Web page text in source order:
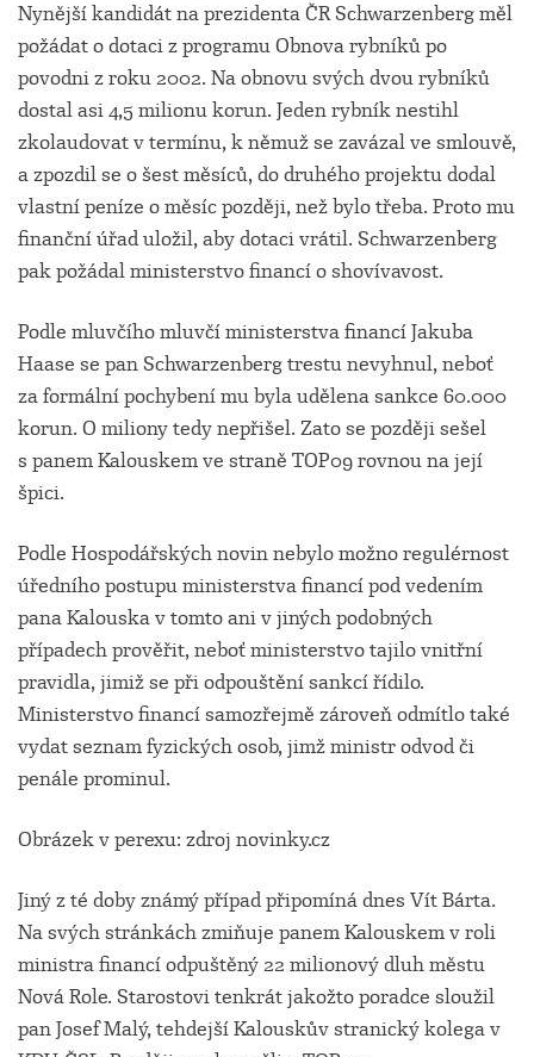
Nynější kandidát na prezidenta ČR Schwarzenberg měl
požádat o dotaci z programu Obnova rybníků po
povodni z roku 2002. Na obnovu svých dvou rybníků
dostal asi 4,5 milionu korun. Jeden rybník nestihl
zkolaudovat v termínu, k němuž se zavázal ve smlouvě,
a zpozdil se o šest měsíců, do druhého projektu dodal
vlastní peníze o měsíc později, než bylo třeba. Proto mu
finanční úřad uložil, aby dotaci vrátil. Schwarzenberg
pak požádal ministerstvo financí o shovívavost.
Podle mluvčího mluvčí ministerstva financí Jakuba
Haase se pan Schwarzenberg trestu nevyhnul, neboť
za formální pochybení mu byla udělena sankce 60.000
korun. O miliony tedy nepřišel. Zato se později sešel
s panem Kalouskem ve straně TOP09 rovnou na její
špici.
Podle Hospodářských novin nebylo možno regulérnost
úředního postupu ministerstva financí pod vedením
pana Kalouska v tomto ani v jiných podobných
případech prověřit, neboť ministerstvo tajilo vnitřní
pravidla, jimiž se při odpouštění sankcí řídilo.
Ministerstvo financí samozřejmě zároveň odmítlo také
vydat seznam fyzických osob, jimž ministr odvod či
penále prominul.
Obrázek v perexu: zdroj novinky.cz
Jiný z té doby známý případ připomíná dnes Vít Bárta.
Na svých stránkách zmiňuje panem Kalouskem v roli
ministra financí odpuštěný 22 milionový dluh městu
Nová Role. Starostovi tenkrát jakožto poradce sloužil
pan Josef Malý, tehdejší Kalouskův stranický kolega v